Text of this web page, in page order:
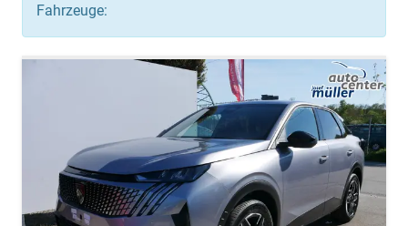
Fahrzeuge: